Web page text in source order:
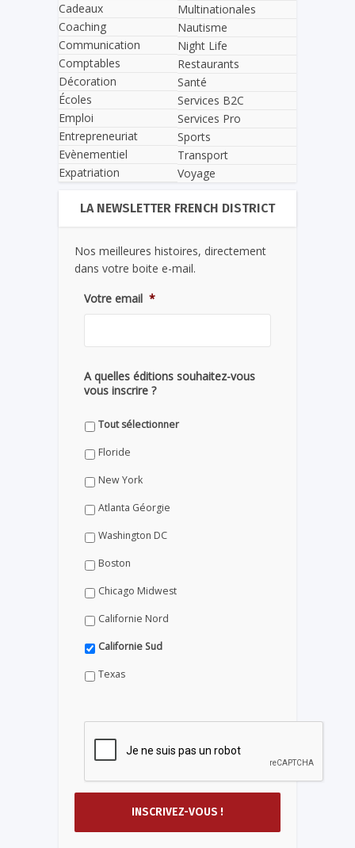
Cadeaux
Coaching
Communication
Comptables
Décoration
Écoles
Emploi
Entrepreneuriat
Evènementiel
Expatriation
Multinationales
Nautisme
Night Life
Restaurants
Santé
Services B2C
Services Pro
Sports
Transport
Voyage
LA NEWSLETTER FRENCH DISTRICT
Nos meilleures histoires, directement
dans votre boite e-mail.
Votre email *
A quelles éditions souhaitez-vous
vous inscrire ?
Tout sélectionner
Floride
New York
Atlanta Géorgie
Washington DC
Boston
Chicago Midwest
Californie Nord
Californie Sud
Texas